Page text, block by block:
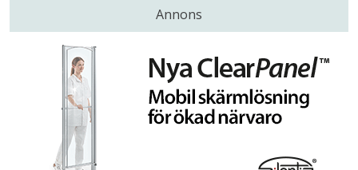
Annons